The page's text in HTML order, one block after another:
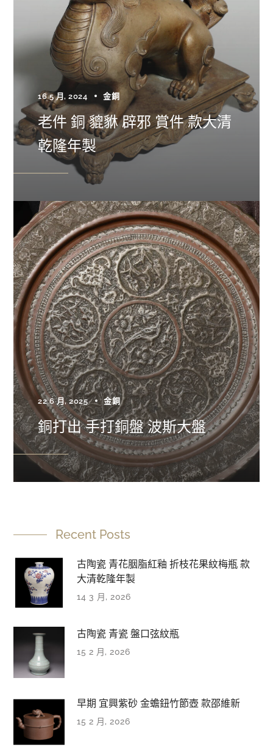
16 5 月, 2024 金銅
老件 銅 貔貅 辟邪 賞件 款大清
乾隆年製
22 6 月, 2025 金銅
銅打出 手打銅盤 波斯大盤
Recent Posts
古陶瓷 青花胭脂紅釉 折枝花果紋梅瓶 款
大清乾隆年製
14 3 月, 2026
古陶瓷 青瓷 盤口弦紋瓶
15 2 月, 2026
早期 宜興紫砂 金蟾鈕竹節壺 款邵維新
15 2 月, 2026